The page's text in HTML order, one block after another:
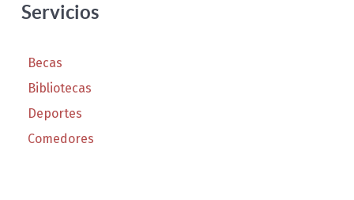
Servicios
Becas
Bibliotecas
Deportes
Comedores